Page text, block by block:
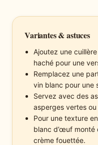
Variantes & astuces
Ajoutez une
haché pour une
Remplacez une
vin blanc pour une
Servez avec des
asperges vertes
Pour une texture
blanc d’œuf monté
crème fouettée.